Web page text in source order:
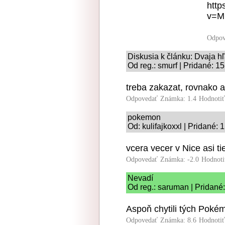
Diskusia k článku: Dvaja
Od reg.: smurf | Pridané:
treba zakazat, rovnako
Odpovedať Známka: 1.4
pokemon
Od: kulifajkoxxl | Pridané:
vcera vecer v Nice asi
Odpovedať Známka: -2.0
Nevadí
Od reg.: saruman |
Aspoň chytili tých
Odpovedať Známka: 8.6